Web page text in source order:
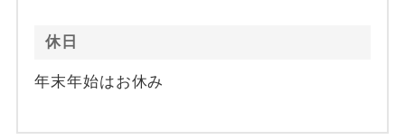
休日
年末年始はお休み